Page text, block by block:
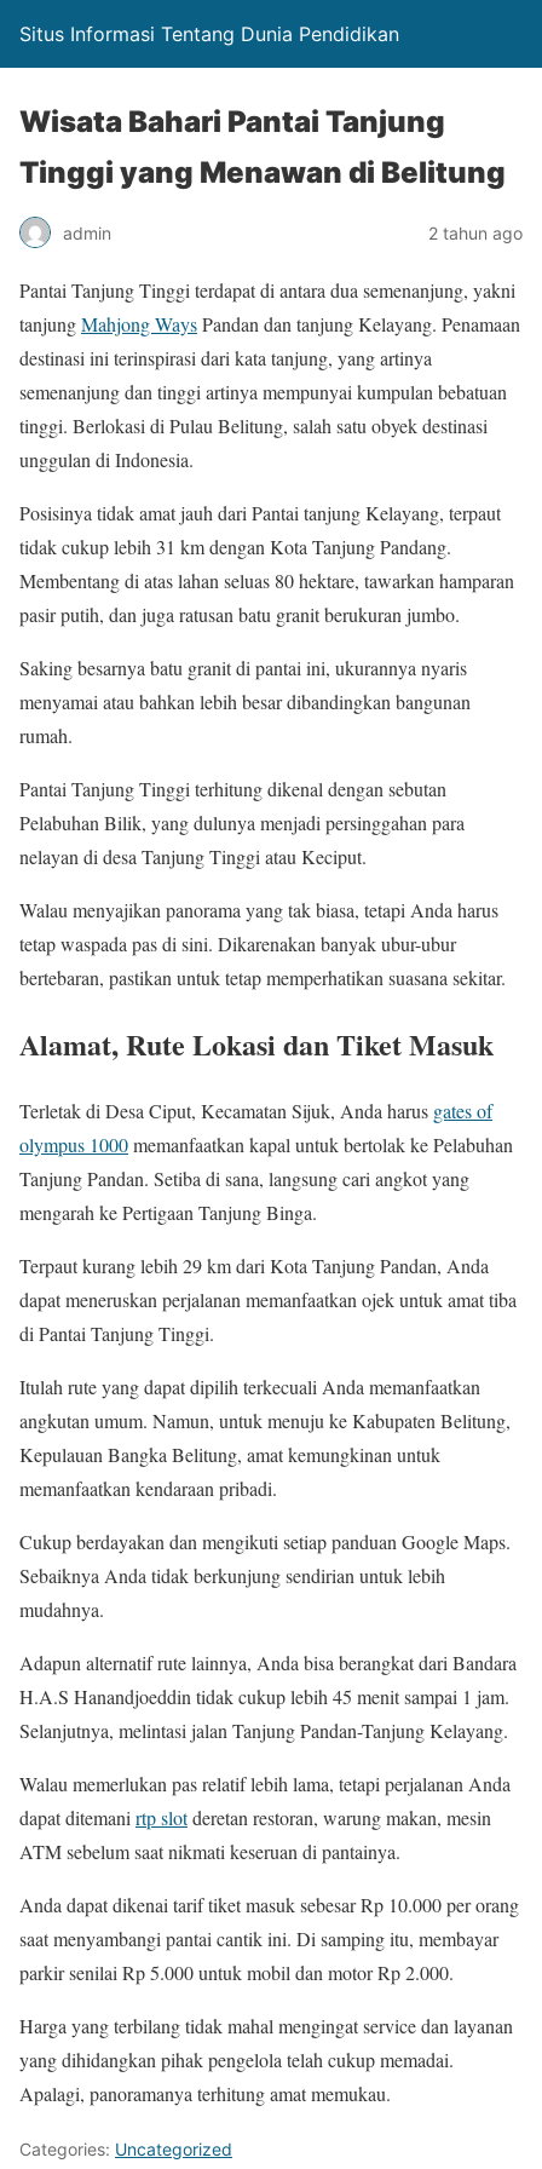
Situs Informasi Tentang Dunia Pendidikan
Wisata Bahari Pantai Tanjung
Tinggi yang Menawan di Belitung
admin 2 tahun ago
Pantai Tanjung Tinggi terdapat di antara dua semenanjung, yakni
tanjungMahjong WaysPandan dan tanjung Kelayang. Penamaan
destinasi ini terinspirasi dari kata tanjung, yang artinya
semenanjung dan tinggi artinya mempunyai kumpulan bebatuan
tinggi. Berlokasi di Pulau Belitung, salah satu obyek destinasi
unggulan di Indonesia.
Posisinya tidak amat jauh dari Pantai tanjung Kelayang, terpaut
tidak cukup lebih 31 km dengan Kota Tanjung Pandang.
Membentang di atas lahan seluas 80 hektare, tawarkan hamparan
pasir putih, dan juga ratusan batu granit berukuran jumbo.
Saking besarnya batu granit di pantai ini, ukurannya nyaris
menyamai atau bahkan lebih besar dibandingkan bangunan
rumah.
Pantai Tanjung Tinggi terhitung dikenal dengan sebutan
Pelabuhan Bilik, yang dulunya menjadi persinggahan para
nelayan di desa Tanjung Tinggi atau Keciput.
Walau menyajikan panorama yang tak biasa, tetapi Anda harus
tetap waspada pas di sini. Dikarenakan banyak ubur-ubur
bertebaran, pastikan untuk tetap memperhatikan suasana sekitar.
Alamat, Rute Lokasi dan Tiket Masuk
Terletak di Desa Ciput, Kecamatan Sijuk, Anda harus gates of
olympus 1000memanfaatkan kapal untuk bertolak ke Pelabuhan
Tanjung Pandan. Setiba di sana, langsung cari angkot yang
mengarah ke Pertigaan Tanjung Binga.
Terpaut kurang lebih 29 km dari Kota Tanjung Pandan, Anda
dapat meneruskan perjalanan memanfaatkan ojek untuk amat tiba
di Pantai Tanjung Tinggi.
Itulah rute yang dapat dipilih terkecuali Anda memanfaatkan
angkutan umum. Namun, untuk menuju ke Kabupaten Belitung,
Kepulauan Bangka Belitung, amat kemungkinan untuk
memanfaatkan kendaraan pribadi.
Cukup berdayakan dan mengikuti setiap panduan Google Maps.
Sebaiknya Anda tidak berkunjung sendirian untuk lebih
mudahnya.
Adapun alternatif rute lainnya, Anda bisa berangkat dari Bandara
H.A.S Hanandjoeddin tidak cukup lebih 45 menit sampai 1 jam.
Selanjutnya, melintasi jalan Tanjung Pandan-Tanjung Kelayang.
Walau memerlukan pas relatif lebih lama, tetapi perjalanan Anda
dapat ditemani rtp slotderetan restoran, warung makan, mesin
ATM sebelum saat nikmati keseruan di pantainya.
Anda dapat dikenai tarif tiket masuk sebesar Rp 10.000 per orang
saat menyambangi pantai cantik ini. Di samping itu, membayar
parkir senilai Rp 5.000 untuk mobil dan motor Rp 2.000.
Harga yang terbilang tidak mahal mengingat service dan layanan
yang dihidangkan pihak pengelola telah cukup memadai.
Apalagi, panoramanya terhitung amat memukau.
Categories: Uncategorized